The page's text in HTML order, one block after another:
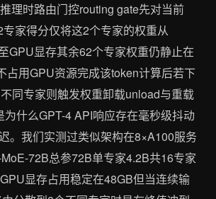
理时路由门控routing gate先对当前
家得分仅将这2个专家的权重从
GPU显存其余62个专家权重仍静止在
占用GPU资源完成该token计算后若下
同专家则触发权重卸载unload与重载
什么GPT-4 API响应存在毫秒级抖动
。我们实测过类似架构在8×A100服务
72B总参72B单专家4.2B共16专家
显存占用稳定在48GB但当连续输